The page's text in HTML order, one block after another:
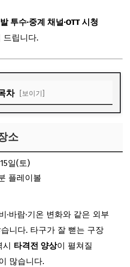
투수·중계 채널·OTT 시청
드립니다.
차 [보이기]
발 – 곽빈(두산)
발 – 소타니 류헤이(오릭스)
방법
소
일(토)
플레이볼
·바람·기온 변화와 같은 외부
니다. 타구가 잘 뻗는 구장
시 타격전 양상이 펼쳐질
많습니다.